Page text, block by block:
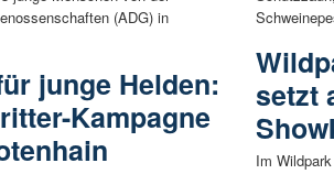
(ADG) in
junge Helden:
Kampagne
setzt
Im